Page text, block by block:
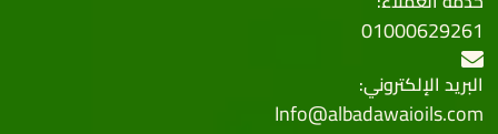
01000629261
البريد الإلكتروني:
Info@albadawaioils.com